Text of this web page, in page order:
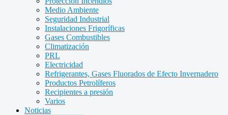
Medio Ambiente
Seguridad Industrial
Instalaciones Frigoríficas
Gases Combustibles
Climatización
PRL
Electricidad
Refrigerantes, Gases Fluorados de Efecto Invernadero
Productos Petrolíferos
Recipientes a presión
Varios
Noticias